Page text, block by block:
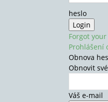
heslo
Forgot
Prohlášení
Obnova
Obnovit
Váš e-mail